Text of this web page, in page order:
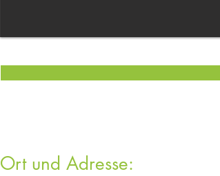
Ort und Adresse: